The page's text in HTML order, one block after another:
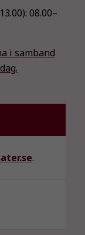
08.00–
i samband
.